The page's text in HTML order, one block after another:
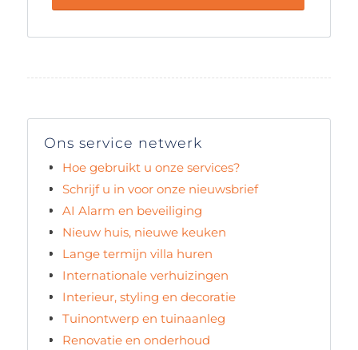
Ons service netwerk
Hoe gebruikt u onze services?
Schrijf u in voor onze nieuwsbrief
AI Alarm en beveiliging
Nieuw huis, nieuwe keuken
Lange termijn villa huren
Internationale verhuizingen
Interieur, styling en decoratie
Tuinontwerp en tuinaanleg
Renovatie en onderhoud